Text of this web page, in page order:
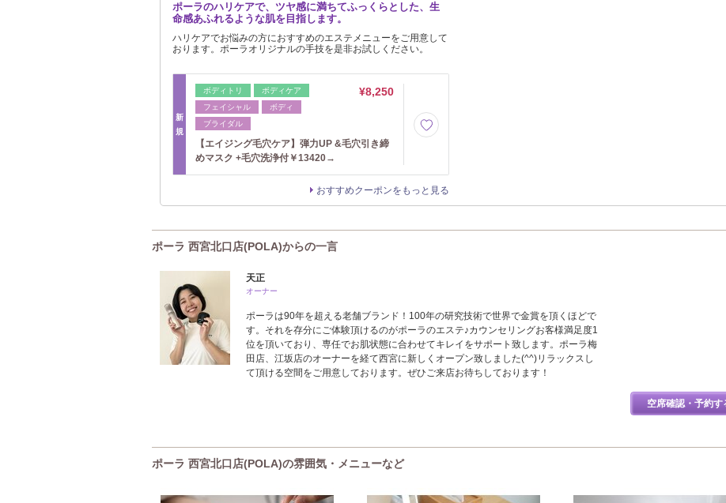
ポーラのハリケアで、ツヤ感に満ちてふっくらとした、生
命感あふれるような肌を目指します。
ハリケアでお悩みの方におすすめのエステメニューをご用意して
おります。ポーラオリジナルの手技を是非お試しください。
新
規
ボディトリ
ボディケア
フェイシャル
ボディ
ブライダル
¥8,250
【エイジング毛穴ケア】弾力UP &毛穴引き締
めマスク +毛穴洗浄付￥13420→
おすすめクーポンをもっと見る
ポーラ 西宮北口店(POLA)からの一言
天正
オーナー
ポーラは90年を超える老舗ブランド！100年の研究技術で世界で金賞を頂くほどで
す。それを存分にご体験頂けるのがポーラのエステ♪カウンセリングお客様満足度1
位を頂いており、専任でお肌状態に合わせてキレイをサポート致します。ポーラ梅
田店、江坂店のオーナーを経て西宮に新しくオープン致しました(^^)リラックスし
て頂ける空間をご用意しております。ぜひご来店お待ちしております！
空席確認・予約す
ポーラ 西宮北口店(POLA)の雰囲気・メニューなど